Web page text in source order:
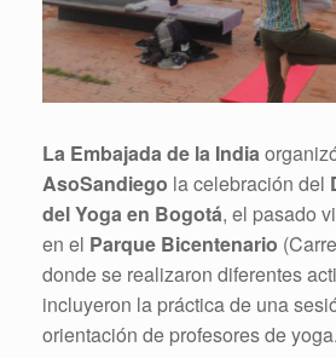
La Embajada de la India
AsoSandiego la celebración del
del Yoga en Bogotá, el pasado
en el Parque Bicentenario
donde se realizaron diferentes
incluyeron la práctica de una
orientación de profesores de yoga.